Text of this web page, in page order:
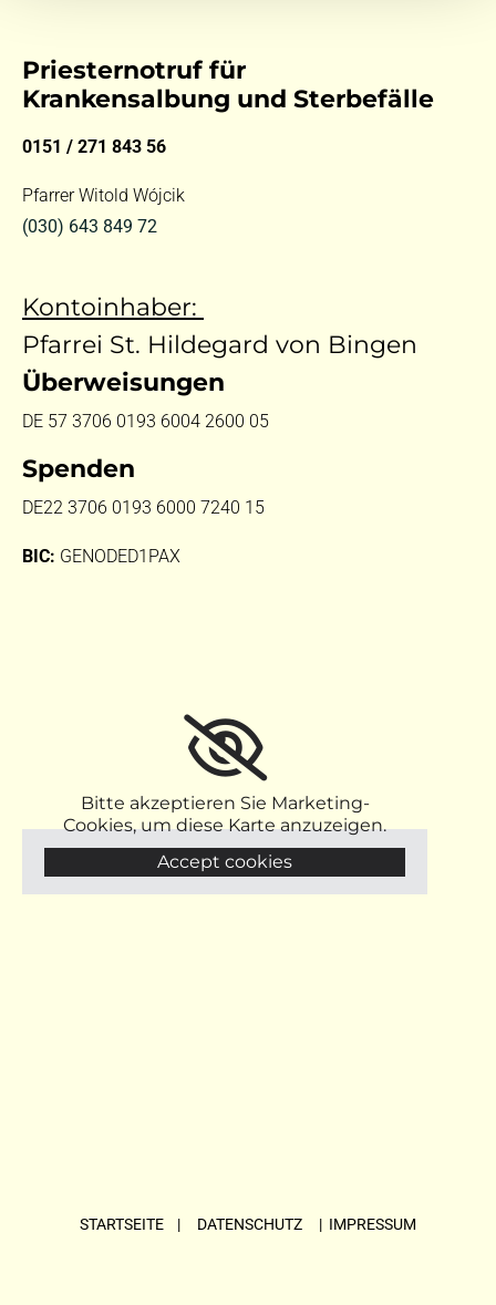
Priesternotruf für
Krankensalbung und Sterbefälle
0151 / 271 843 56
Pfarrer Witold Wójcik
(030) 643 849 72
Kontoinhaber:
Pfarrei St. Hildegard von Bingen
Überweisungen
DE 57 3706 0193 6004 2600 05
Spenden
DE22 3706 0193 6000 7240 15
BIC: GENODED1PAX
Bitte akzeptieren Sie Marketing-
Cookies, um diese Karte anzuzeigen.
Accept cookies
STARTSEITE | DATENSCHUTZ | IMPRESSUM